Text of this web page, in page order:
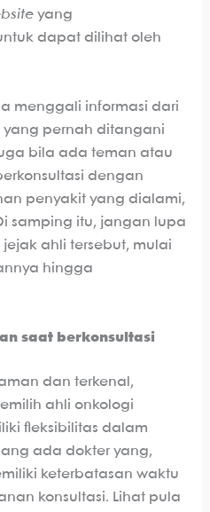
yang
dapat dilihat oleh
menggali informasi dari
yang pernah ditangani
bila ada teman atau
dengan
penyakit yang dialami,
samping itu, jangan lupa
ahli tersebut, mulai
hingga
saat berkonsultasi
dan terkenal,
ahli onkologi
fleksibilitas dalam
ada dokter yang,
keterbatasan waktu
konsultasi. Lihat pula